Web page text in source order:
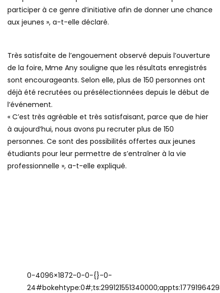
participer à ce genre d’initiative afin de donner une chance
aux jeunes », a-t-elle déclaré.
Très satisfaite de l’engouement observé depuis l’ouverture
de la foire, Mme Any souligne que les résultats enregistrés
sont encourageants. Selon elle, plus de 150 personnes ont
déjà été recrutées ou présélectionnées depuis le début de
l’événement.
« C’est très agréable et très satisfaisant, parce que de hier
à aujourd’hui, nous avons pu recruter plus de 150
personnes. Ce sont des possibilités offertes aux jeunes
étudiants pour leur permettre de s’entraîner à la vie
professionnelle », a-t-elle expliqué.
0-4096×1872-0-0-{}-0-